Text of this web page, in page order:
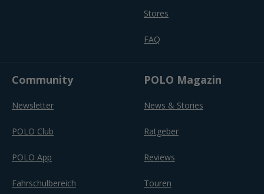
Stores
FAQ
Community
Newsletter
POLO Club
POLO App
Fahrschulbereich
POLO Magazin
News & Stories
Ratgeber
Reviews
Touren